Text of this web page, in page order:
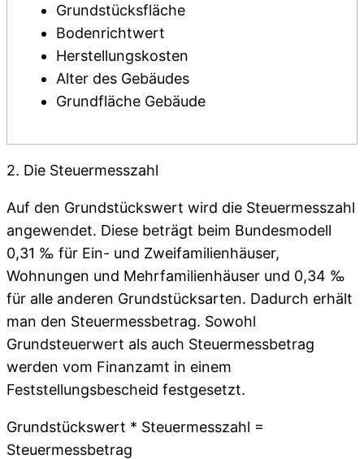
Grundstücksfläche
Bodenrichtwert
Herstellungskosten
Alter des Gebäudes
Grundfläche Gebäude
2. Die Steuermesszahl
Auf den Grundstückswert wird die Steuermesszahl
angewendet. Diese beträgt beim Bundesmodell
0,31 ‰ für Ein- und Zweifamilienhäuser,
Wohnungen und Mehrfamilienhäuser und 0,34 ‰
für alle anderen Grundstücksarten. Dadurch erhält
man den Steuermessbetrag. Sowohl
Grundsteuerwert als auch Steuermessbetrag
werden vom Finanzamt in einem
Feststellungsbescheid festgesetzt.
Grundstückswert * Steuermesszahl =
Steuermessbetrag